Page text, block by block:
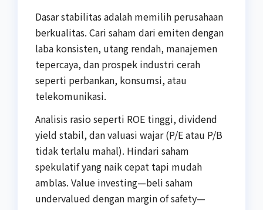
Dasar stabilitas adalah memilih perusahaan
berkualitas. Cari saham dari emiten dengan
laba konsisten, utang rendah, manajemen
tepercaya, dan prospek industri cerah
seperti perbankan, konsumsi, atau
telekomunikasi.
Analisis rasio seperti ROE tinggi, dividend
yield stabil, dan valuasi wajar (P/E atau P/B
tidak terlalu mahal). Hindari saham
spekulatif yang naik cepat tapi mudah
amblas. Value investing—beli saham
undervalued dengan margin of safety—